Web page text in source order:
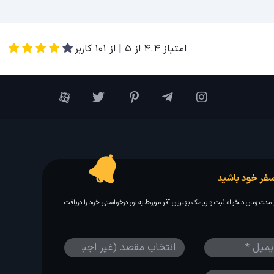
امتیاز 4.4 از 5 | از 101 کاربر
خود باشید
زمان دلخواه ثبت و پیامک بهترین آفر مربوط به تور درخواستی خود را دریافت